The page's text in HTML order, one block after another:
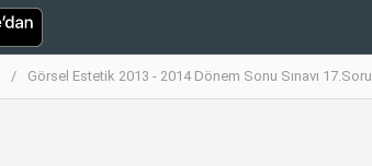
Görsel Estetik 2013 - 2014 Dönem Sonu Sınavı 17.Soru